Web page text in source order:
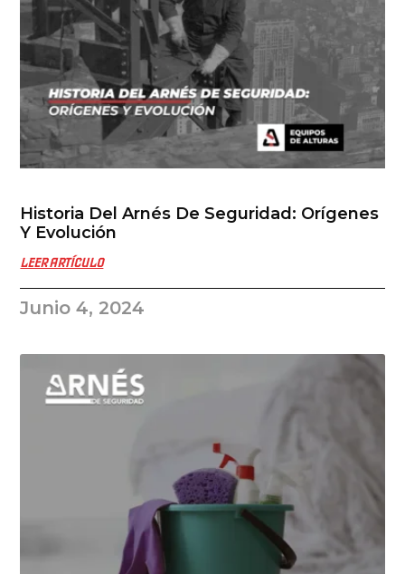
Historia Del Arnés De Seguridad: Orígenes
Y Evolución
LEER ARTÍCULO
Junio 4, 2024